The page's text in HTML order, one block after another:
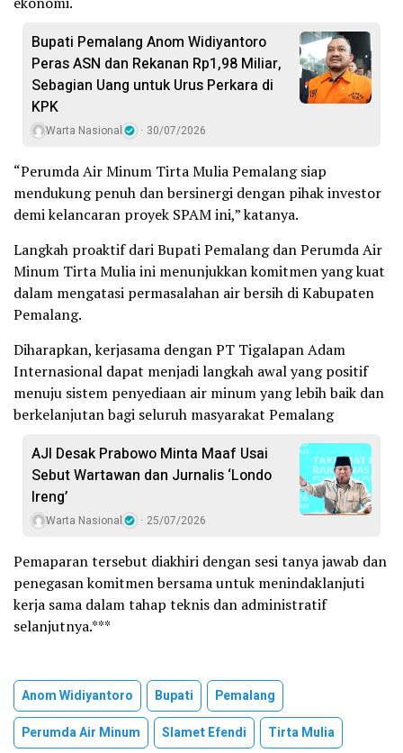
Bupati Pemalang Anom Widiyantoro
Peras ASN dan Rekanan Rp1,98 Miliar,
Sebagian Uang untuk Urus Perkara di
KPK
Warta Nasional 30/07/2026
“Perumda Air Minum Tirta Mulia Pemalang siap
mendukung penuh dan bersinergi dengan pihak investor
demi kelancaran proyek SPAM ini,” katanya.
Langkah proaktif dari Bupati Pemalang dan Perumda Air
Minum Tirta Mulia ini menunjukkan komitmen yang kuat
dalam mengatasi permasalahan air bersih di Kabupaten
Pemalang.
Diharapkan, kerjasama dengan PT Tigalapan Adam
Internasional dapat menjadi langkah awal yang positif
menuju sistem penyediaan air minum yang lebih baik dan
berkelanjutan bagi seluruh masyarakat Pemalang
AJI Desak Prabowo Minta Maaf Usai
Sebut Wartawan dan Jurnalis ‘Londo
Ireng’
Warta Nasional 25/07/2026
Pemaparan tersebut diakhiri dengan sesi tanya jawab dan
penegasan komitmen bersama untuk menindaklanjuti
kerja sama dalam tahap teknis dan administratif
selanjutnya.***
Anom Widiyantoro Bupati
Pemalang
Perumda Air Minum
Slamet Efendi Tirta Mulia